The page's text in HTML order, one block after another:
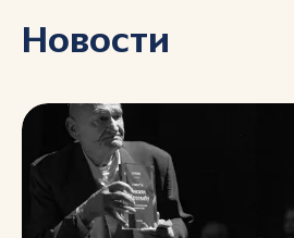
Новости